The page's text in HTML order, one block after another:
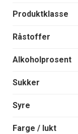
Produktklasse
Råstoffer
Alkoholprosent
Sukker
Syre
Farge / lukt